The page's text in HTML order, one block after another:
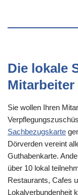
Die lokale
Sie wollen Ihren
Sachbezugskarte
Dörverden vereint
Guthabenkarte.
über 10 lokal
Restaurants, Cafes
Lokalverbundenheit